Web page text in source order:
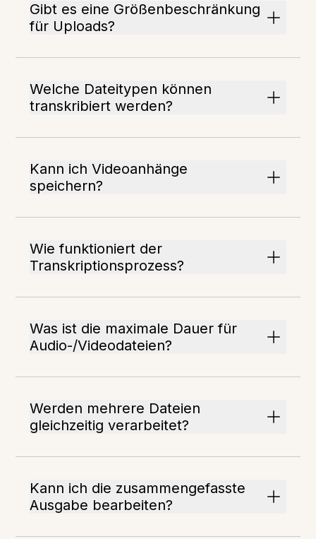
Gibt es eine Größenbeschränkung
für Uploads?
Welche Dateitypen können
transkribiert werden?
Kann ich Videoanhänge
speichern?
Wie funktioniert der
Transkriptionsprozess?
Was ist die maximale Dauer für
Audio-/Videodateien?
Werden mehrere Dateien
gleichzeitig verarbeitet?
Kann ich die zusammengefasste
Ausgabe bearbeiten?